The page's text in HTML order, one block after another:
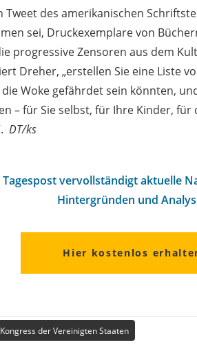
des amerikanischen
sei, Druckexemplare von
progressive Zensoren aus dem
Dreher, „erstellen Sie eine Liste
Woke gefährdet sein könnten,
– für Sie selbst, für Ihre Kinder, für
DT/ks
vervollständigt aktuelle
Hintergründen und
Hier kostenlos
Kongress der Vereinigten Staaten